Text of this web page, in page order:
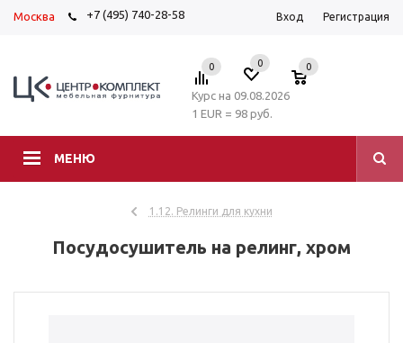
Москва +7 (495) 740-28-58 Вход Регистрация
МЕНЮ
0 0 0
Курс на 09.08.2026
1 EUR = 98 руб.
1.12. Релинги для кухни
Посудосушитель на релинг, хром